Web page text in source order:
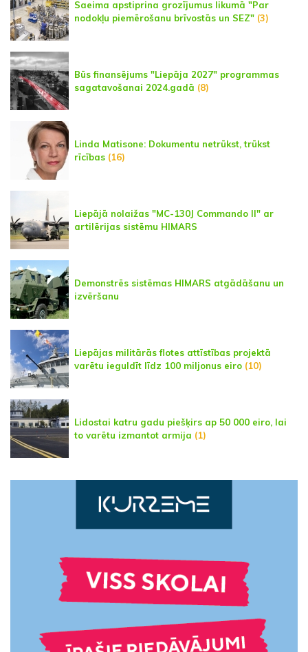
Saeima apstiprina grozījumus likumā "Par
nodokļu piemērošanu brīvostās un SEZ" (3)
Būs finansējums "Liepāja 2027" programmas
sagatavošanai 2024.gadā (8)
Linda Matisone: Dokumentu netrūkst, trūkst
rīcības (16)
Liepājā nolaižas "MC-130J Commando II" ar
artilērijas sistēmu HIMARS
Demonstrēs sistēmas HIMARS atgādāšanu un
izvēršanu
Liepājas militārās flotes attīstības projektā
varētu ieguldīt līdz 100 miljonus eiro (10)
Lidostai katru gadu piešķirs ap 50 000 eiro, lai
to varētu izmantot armija (1)